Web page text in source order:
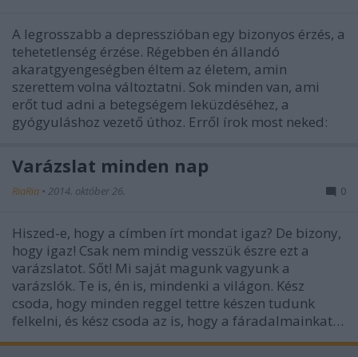
A legrosszabb a depresszióban egy bizonyos érzés, a
tehetetlenség érzése. Régebben én állandó
akaratgyengeségben éltem az életem, amin
szerettem volna változtatni. Sok minden van, ami
erőt tud adni a betegségem leküzdéséhez, a
gyógyuláshoz vezető úthoz. Erről írok most neked:
Varázslat minden nap
RiaRia • 2014. október 26. 0
Hiszed-e, hogy a címben írt mondat igaz? De bizony,
hogy igaz! Csak nem mindig vesszük észre ezt a
varázslatot. Sőt! Mi saját magunk vagyunk a
varázslók. Te is, én is, mindenki a világon. Kész
csoda, hogy minden reggel tettre készen tudunk
felkelni, és kész csoda az is, hogy a fáradalmainkat…